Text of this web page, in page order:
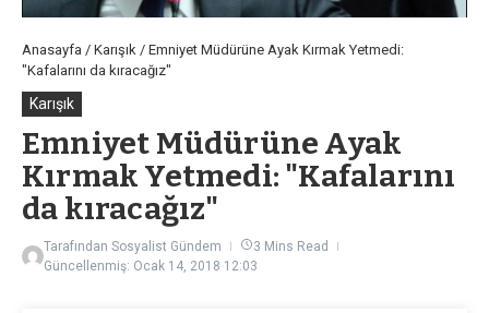
Anasayfa / Karışık / Emniyet Müdürüne Ayak Kırmak Yetmedi:
"Kafalarını da kıracağız"
Karışık
Emniyet Müdürüne Ayak
Kırmak Yetmedi: "Kafalarını
da kıracağız"
Tarafından Sosyalist Gündem
3 Mins Read
Güncellenmiş: Ocak 14, 2018 12:03